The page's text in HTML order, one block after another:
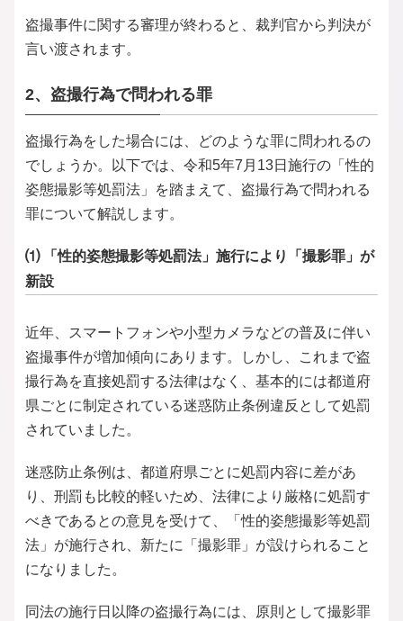
盗撮事件に関する審理が終わると、裁判官から判決が
言い渡されます。
2、盗撮行為で問われる罪
盗撮行為をした場合には、どのような罪に問われるの
でしょうか。以下では、令和5年7月13日施行の「性的
姿態撮影等処罰法」を踏まえて、盗撮行為で問われる
罪について解説します。
⑴ 「性的姿態撮影等処罰法」施行により「撮影罪」が
新設
近年、スマートフォンや小型カメラなどの普及に伴い
盗撮事件が増加傾向にあります。しかし、これまで盗
撮行為を直接処罰する法律はなく、基本的には都道府
県ごとに制定されている迷惑防止条例違反として処罰
されていました。
迷惑防止条例は、都道府県ごとに処罰内容に差があ
り、刑罰も比較的軽いため、法律により厳格に処罰す
べきであるとの意見を受けて、「性的姿態撮影等処罰
法」が施行され、新たに「撮影罪」が設けられること
になりました。
同法の施行日以降の盗撮行為には、原則として撮影罪